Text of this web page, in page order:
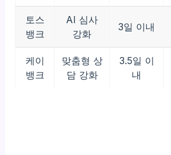
토스
뱅크
AI 심사
강화
3일 이내
케이
뱅크
맞춤형 상
담 강화
3.5일 이
내